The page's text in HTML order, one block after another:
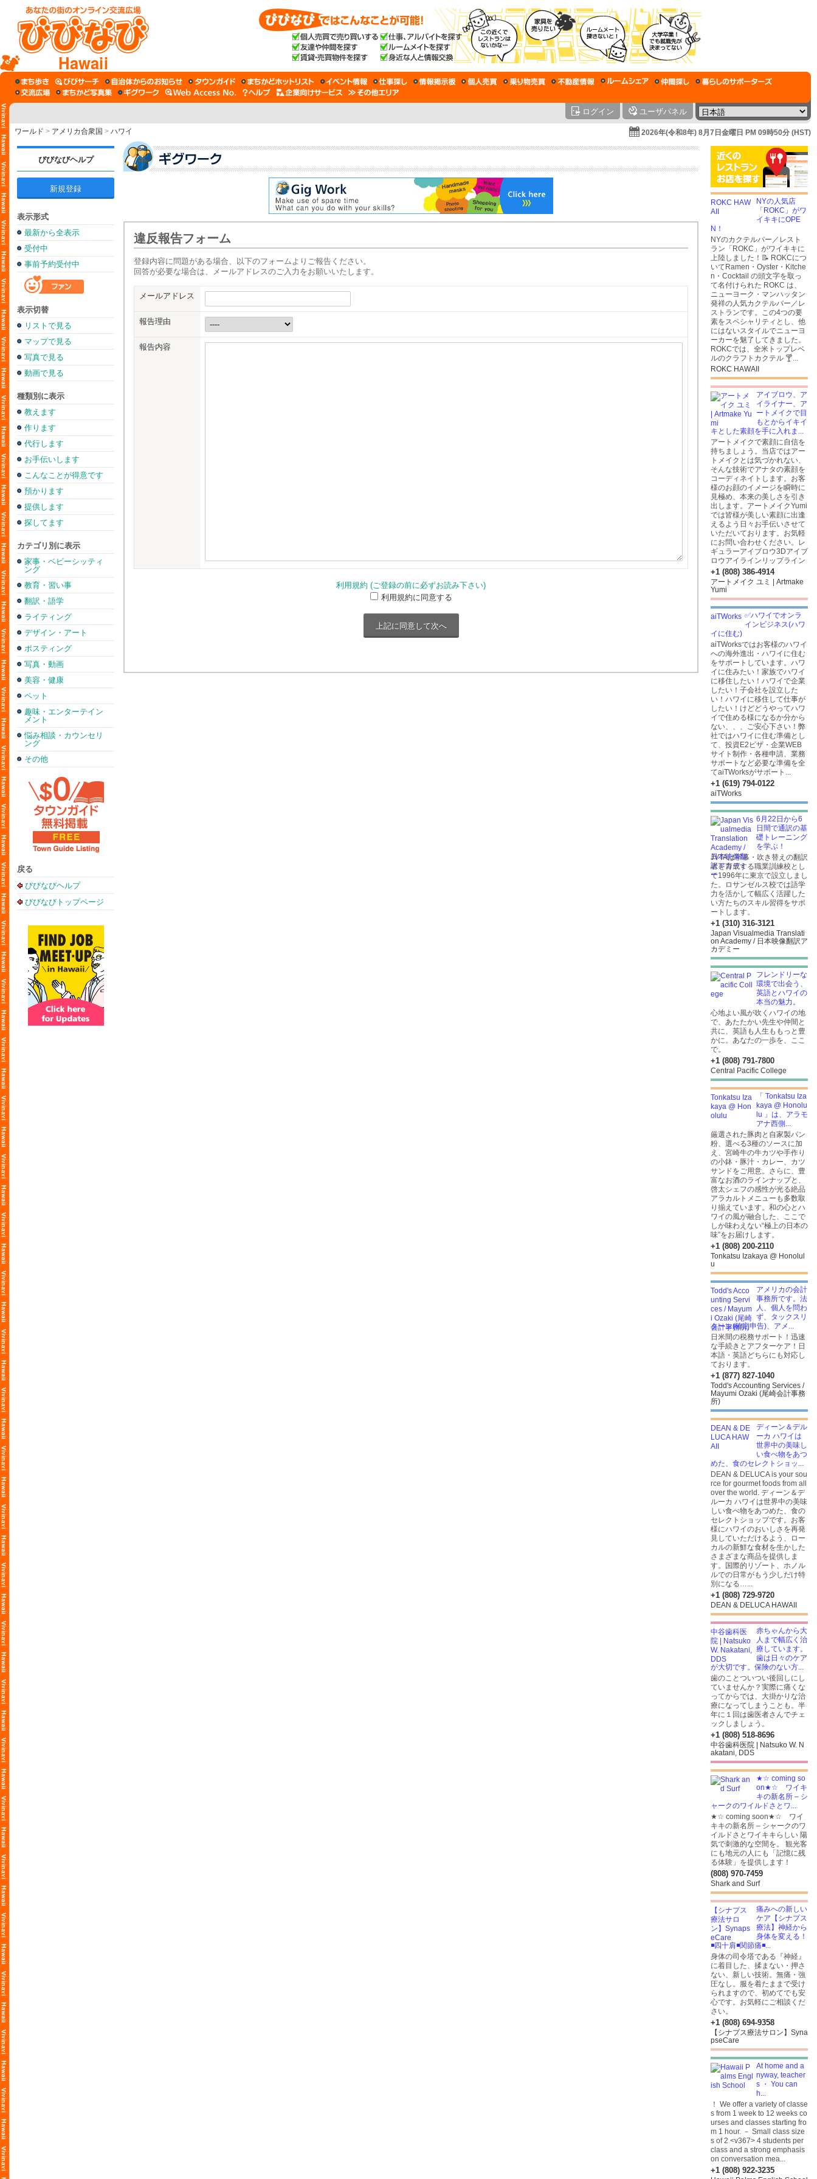
Hawaii
ログイン ユーザパネル
ワールド > アメリカ合衆国 > ハワイ 2026年(令和8年) 8月7日金曜日 PM 09時50分 (HST)
びびなびヘルプ
新規登録
表示形式
最新から全表示
受付中
事前予約受付中
表示切替
リストで見る
マップで見る
写真で見る
動画で見る
種類別に表示
教えます
作ります
代行します
お手伝いします
こんなことが得意です
預かります
提供します
探してます
カテゴリ別に表示
家事・ベビーシッティ
ング
教育・習い事
翻訳・語学
ライティング
デザイン・アート
ポスティング
写真・動画
美容・健康
ペット
趣味・エンターテイン
メント
悩み相談・カウンセリ
ング
その他
戻る
びびなびヘルプ
びびなびトップページ
違反報告フォーム
登録内容に問題がある場合、以下のフォームよりご報告ください。
回答が必要な場合は、メールアドレスのご入力をお願いいたします。
メールアドレス
報告理由
報告内容
利用規約 (ご登録の前に必ずお読み下さい)
利用規約に同意する
NYの人気店
「ROKC」がワ
イキキにOPE
N！
NYのカクテルバー／レスト
ラン「ROKC」がワイキキに
上陸しました！📝 ROKCにつ
いてRamen・Oyster・Kitche
n・Cocktail の頭文字を取っ
て名付けられた ROKC は、
ニューヨーク・マンハッタン
発祥の人気カクテルバー／レ
ストランです。この4つの要
素をスペシャリティとし、他
にはないスタイルでニューヨ
ーカーを魅了してきました。
ROKCでは、全米トップレベ
ルのクラフトカクテル 🍸...
ROKC HAWAII
アイブロウ、ア
イライナー、ア
ートメイクで目
もとからイキイ
キとした素顔を手に入れま...
アートメイクで素顔に自信を
持ちましょう。当店ではアー
トメイクとは気づかれない、
そんな技術でアナタの素顔を
コーディネイトします。お客
様のお顔のイメージを瞬時に
見極め、本来の美しさを引き
出します。アートメイクYumi
では皆様が美しい素顔に出逢
えるよう日々お手伝いさせて
いただいております。お気軽
にお問い合わせください。レ
ギュラーアイブロウ3Dアイブ
ロウアイラインリップライン
+1 (808) 386-4914
アートメイク ユミ | Artmake
Yumi
✅ハワイでオンラ
インビジネス(ハワ
イに住む)
aiTWorksではお客様のハワイ
への海外進出・ハワイに住む
をサポートしています。ハワ
イに住みたい！家族でハワイ
に移住したい！ハワイで企業
したい！子会社を設立した
い！ハワイに移住して仕事が
したい！けどどうやってハワ
イで住める様になるか分から
ない、、、ご安心下さい！弊
社ではハワイに住む準備とし
て、投資E2ビザ・企業WEB
サイト制作・各種申請、業務
サポートなど必要な準備を全
てaiTWorksがサポート...
+1 (619) 794-0122
aiTWorks
6月22日から6
日間で通訳の基
礎トレーニング
を学ぶ！
JVTAは字幕・吹き替えの翻訳
者を育成する職業訓練校とし
て1996年に東京で設立しまし
た。ロサンゼルス校では語学
力を活かして幅広く活躍した
い方たちのスキル習得をサポ
ートします。
+1 (310) 316-3121
Japan Visualmedia Translati
on Academy / 日本映像翻訳ア
カデミー
フレンドリーな
環境で出会う、
英語とハワイの
本当の魅力。
心地よい風が吹くハワイの地
で、あたたかい先生や仲間と
共に、英語も人生ももっと豊
かに。あなたの一歩を、ここ
で。
+1 (808) 791-7800
Central Pacific College
「 Tonkatsu Iza
kaya @ Honolu
lu 」は、アラモ
アナ西側...
厳選された豚肉と自家製パン
粉、選べる3種のソースに加
え、宮崎牛の牛カツや手作り
の小鉢・豚汁・カレー、カツ
サンドをご用意。さらに、豊
富なお酒のラインナップと、
啓太シェフの感性が光る絶品
アラカルトメニューも多数取
り揃えています。和の心とハ
ワイの風が融合した、ここで
しか味わえない“極上の日本の
味”をお届けします。
+1 (808) 200-2110
Tonkatsu Izakaya @ Honolul
u
アメリカの会計
事務所です。法
人、個人を問わ
ず、タックスリ
ターン(確定申告)、アメ...
日米間の税務サポート！迅速
な手続きとアフターケア！日
本語・英語どちらにも対応し
ております。
+1 (877) 827-1040
Todd's Accounting Services /
Mayumi Ozaki (尾崎会計事務
所)
ディーン＆デル
ーカ ハワイは
世界中の美味し
い食べ物をあつ
めた、食のセレクトショッ...
DEAN & DELUCA is your sou
rce for gourmet foods from all
over the world. ディーン＆デ
ルーカ ハワイは世界中の美味
しい食べ物をあつめた、食の
セレクトショップです。お客
様にハワイのおいしさを再発
見していただけるよう、ロー
カルの新鮮な食材を生かした
さまざまな商品を提供しま
す。国際的リゾート、ホノル
ルでの日常がもう少しだけ特
別になる…...
+1 (808) 729-9720
DEAN & DELUCA HAWAII
赤ちゃんから大
人まで幅広く治
療しています。
歯は日々のケア
が大切です。保険のない方...
歯のことついつい後回しにし
ていませんか？実際に痛くな
ってからでは、大掛かりな治
療になってしまうことも。半
年に１回は歯医者さんでチェ
ックしましょう。
+1 (808) 518-8696
中谷歯科医院 | Natsuko W. N
akatani, DDS
★☆ coming so
on★☆ ワイキ
キの新名所 – シ
ャークのワイルドさとワ...
★☆ coming soon★☆ ワイ
キキの新名所 – シャークのワ
イルドさとワイキキらしい 陽
気で刺激的な空間を。 観光客
にも地元の人にも「記憶に残
る体験」を提供します！
(808) 970-7459
Shark and Surf
痛みへの新しい
ケア【シナプス
療法】神経から
身体を変える！
◾️四十肩◾️関節痛◾️...
身体の司令塔である『神経』
に着目した、揉まない・押さ
ない、新しい技術。無痛・強
圧なし。服を着たままで受け
られますので、初めてでも安
心です。お気軽にご相談くだ
さい。
+1 (808) 694-9358
【シナプス療法サロン】Syna
pseCare
At home and a
nyway, teacher
s ・ You can
h...
！ We offer a variety of classe
s from 1 week to 12 weeks co
urses and classes starting fro
m 1 hour. － Small class size
s of 2 <v367> 4 students per
class and a strong emphasis
on conversation mea...
+1 (808) 922-3235